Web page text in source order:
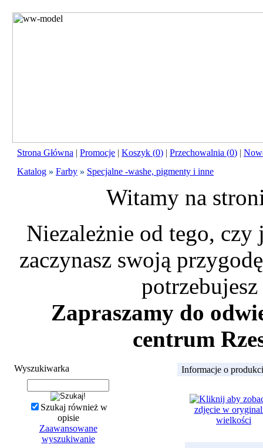
Strona Główna | Promocje | Koszyk (0) | Przechowalnia (0) |
Katalog » Farby » Specjalne -washe, pigmenty i inne
Witamy na
Niezależnie od tego, czy
zaczynasz swoją
Zapraszamy do
centrum
Wyszukiwarka
Szukaj również w
opisie
Zaawansowane
wyszukiwanie
Informacje o